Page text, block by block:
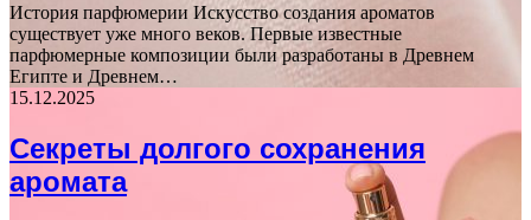
История парфюмерии Искусство создания ароматов
существует уже много веков. Первые известные
парфюмерные композиции были разработаны в Древнем
Египте и Древнем…
15.12.2025
Секреты долгого сохранения
аромата